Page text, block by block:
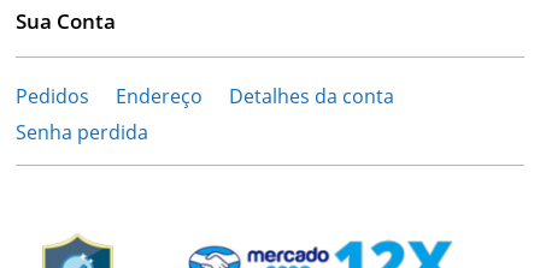
Sua Conta
Pedidos Endereço
Detalhes da conta
Senha perdida